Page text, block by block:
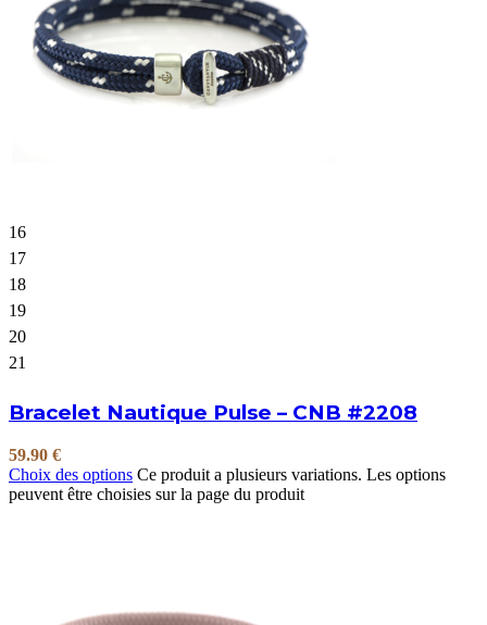
16
17
18
19
20
21
Bracelet Nautique Pulse – CNB #2208
59.90 €
Choix des options Ce produit a plusieurs variations. Les options
peuvent être choisies sur la page du produit